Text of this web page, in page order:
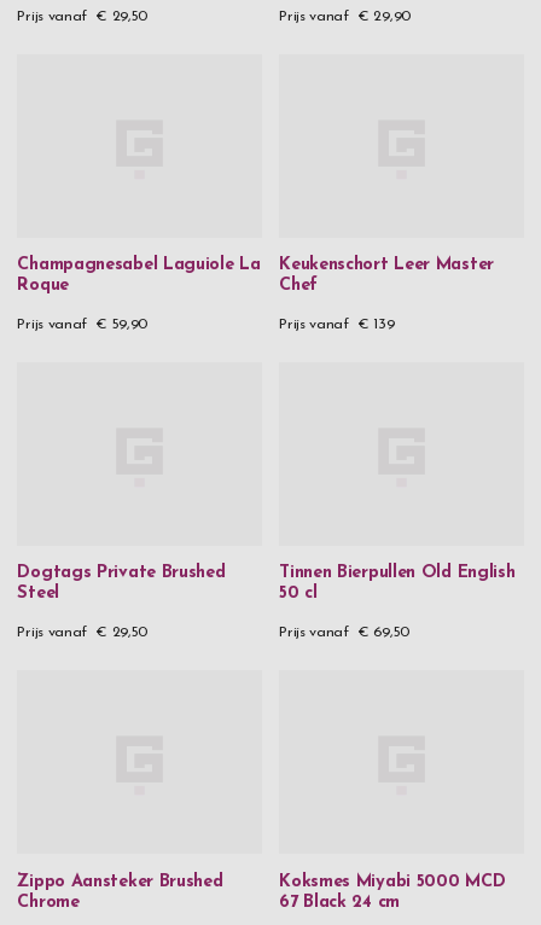
Prijs vanaf € 29,50 Prijs vanaf € 29,90
Champagnesabel Laguiole La
Roque
Prijs vanaf € 59,90
Keukenschort Leer Master
Chef
Prijs vanaf € 139
Dogtags Private Brushed
Steel
Prijs vanaf € 29,50
Tinnen Bierpullen Old English
50 cl
Prijs vanaf € 69,50
Zippo Aansteker Brushed
Chrome
Koksmes Miyabi 5000 MCD
67 Black 24 cm